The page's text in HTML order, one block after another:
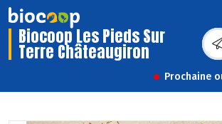
Biocoop Les Pieds Sur
Terre Châteaugiron
Prochaine